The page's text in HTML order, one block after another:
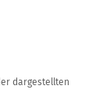
dargestellten